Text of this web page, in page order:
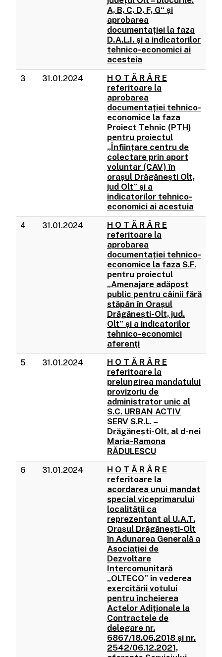
A, B, C, D, F, G“ și
aprobarea
documentației la faza
D.A.L.I. și a indicatorilor
tehnico-economici ai
acesteia
3 31.01.2024
H O T Ă R Â R E
referitoare la
aprobarea
documentației tehnico-
economice la faza
Proiect Tehnic (PTH)
pentru proiectul
„Înființare centru de
colectare prin aport
voluntar (CAV) în
orașul Drăgănești Olt,
jud Olt” și a
indicatorilor tehnico-
economici ai acestuia
4 31.01.2024
H O T Ă R Â R E
referitoare la
aprobarea
documentației tehnico-
economice la faza S.F.
pentru proiectul
„Amenajare adăpost
public pentru câinii fără
stăpân în Orașul
Drăgănești-Olt, jud.
Olt” și a indicatorilor
tehnico-economici
aferenți
5 31.01.2024
H O T Ă R Â R E
referitoare la
prelungirea mandatului
provizoriu de
administrator unic al
S.C. URBAN ACTIV
SERV S.R.L. –
Drăgănești-Olt, al d-nei
Maria-Ramona
RĂDULESCU
6 31.01.2024
H O T Ă R Â R E
referitoare la
acordarea unui mandat
special viceprimarului
localității ca
reprezentant al U.A.T.
Orașul Drăgănești-Olt
în Adunarea Generală a
Asociației de
Dezvoltare
Intercomunitară
„OLTECO” în vederea
exercitării votului
pentru încheierea
Actelor Adiționale la
Contractele de
delegare nr.
6867/18.06.2018 și nr.
2542/06.12.2021,